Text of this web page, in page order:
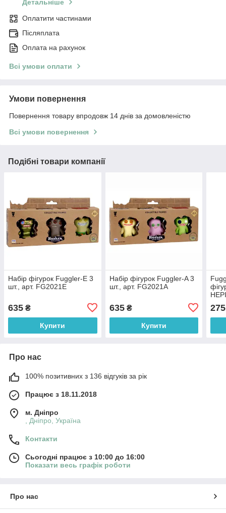
Детальніше
Оплатити частинами
Післяплата
Оплата на рахунок
Всі умови оплати
Умови повернення
Повернення товару впродовж 14 днів за домовленістю
Всі умови повернення
Подібні товари компанії
Набір фігурок Fuggler-E 3
шт., арт. FG2021E
635 ₴
Купити
Набір фігурок Fuggler-A 3
шт., арт. FG2021A
635₴
Купити
275
Про нас
100% позитивних з 136 відгуків за рік
Працює з 18.11.2018
м. Дніпро
, Дніпро, Україна
Контакти
Сьогодні працює з 10:00 до 16:00
Показати весь графік роботи
Про нас